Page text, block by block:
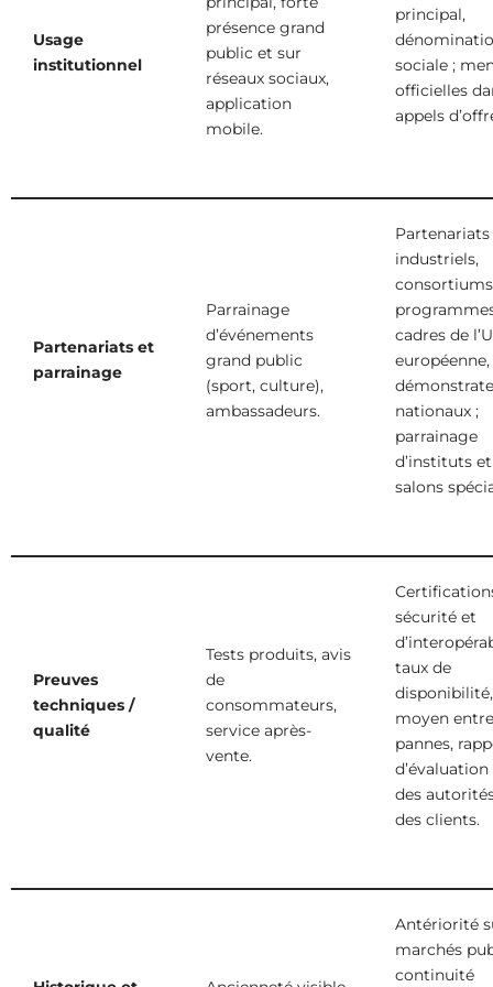
Usage
institutionnel
présence grand
public et sur
réseaux sociaux,
application
mobile.
principal,
sociale ;
officielles
appels
Partenariats et
parrainage
Parrainage
d’événements
grand public
(sport, culture),
ambassadeurs.
Partenariats
industriels,
cadres de
européenne,
nationaux ;
parrainage
d’instituts
salons
Preuves
techniques /
qualité
Tests produits, avis
de
consommateurs,
service après-
vente.
sécurité et
taux de
moyen entre
pannes,
des
des clients.
Antériorité
marchés
continuité